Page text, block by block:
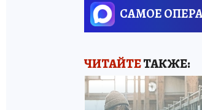
САМОЕ
ЧИТАЙТЕТАКЖЕ: